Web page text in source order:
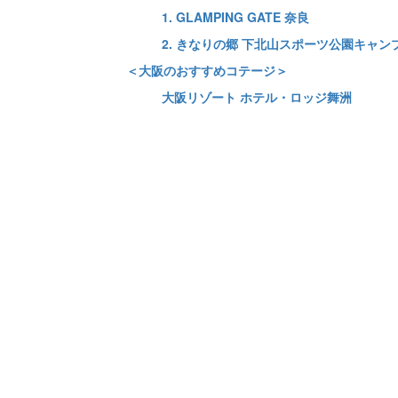
1. GLAMPING GATE 奈良
2. きなりの郷 下北山スポーツ公園キャン
＜大阪のおすすめコテージ＞
大阪リゾート ホテル・ロッジ舞洲